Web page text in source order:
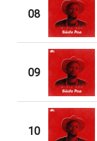
08
09
10